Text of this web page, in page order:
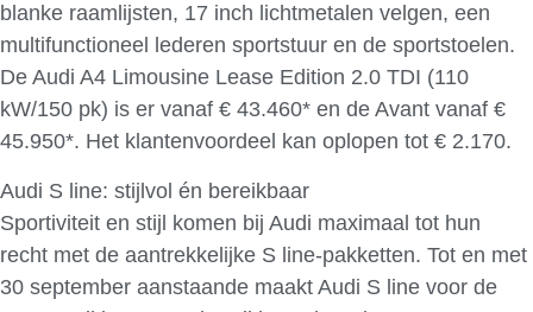
blanke raamlijsten, 17 inch lichtmetalen velgen, een
multifunctioneel lederen sportstuur en de sportstoelen.
De Audi A4 Limousine Lease Edition 2.0 TDI (110
kW/150 pk) is er vanaf € 43.460* en de Avant vanaf €
45.950*. Het klantenvoordeel kan oplopen tot € 2.170.
Audi S line: stijlvol én bereikbaar
Sportiviteit en stijl komen bij Audi maximaal tot hun
recht met de aantrekkelijke S line-pakketten. Tot en met
30 september aanstaande maakt Audi S line voor de